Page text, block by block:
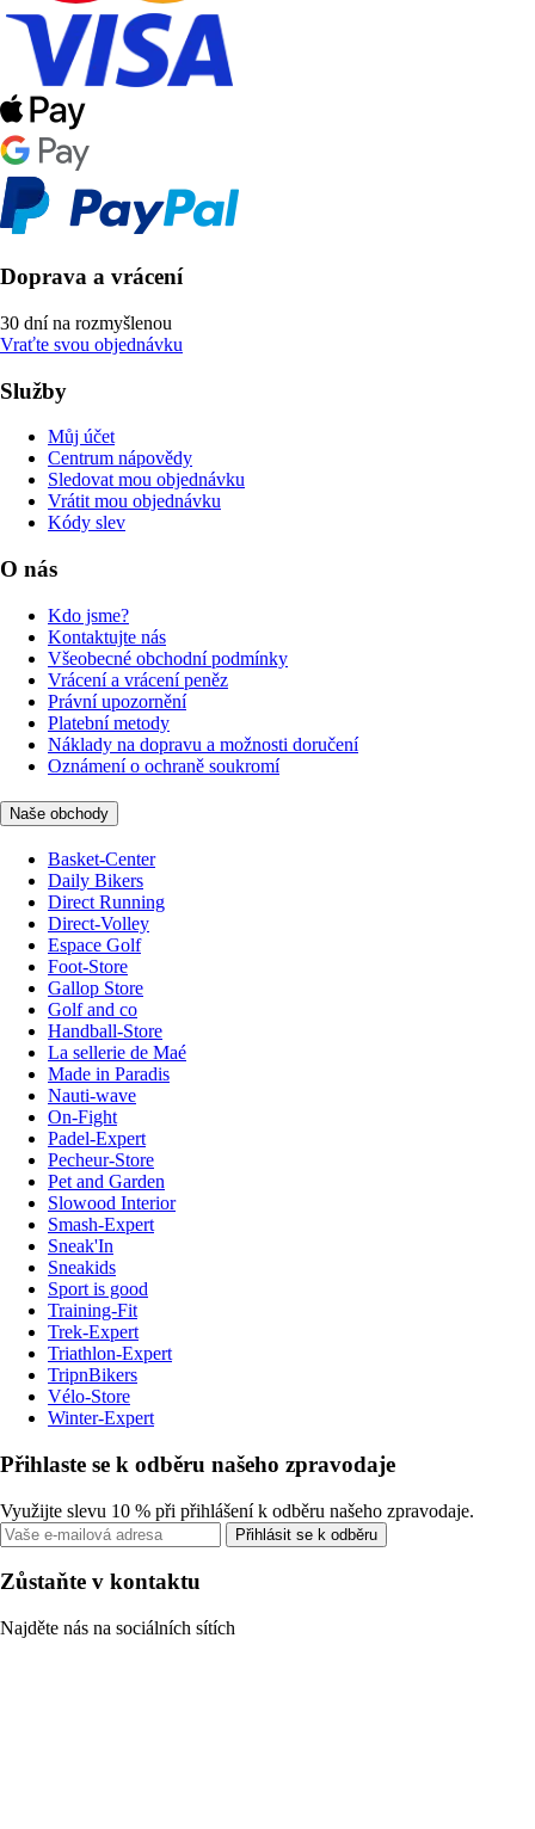
Doprava a vrácení
30 dní na rozmyšlenou
Vraťte svou objednávku
Služby
Můj účet
Centrum nápovědy
Sledovat mou objednávku
Vrátit mou objednávku
Kódy slev
O nás
Kdo jsme?
Kontaktujte nás
Všeobecné obchodní podmínky
Vrácení a vrácení peněz
Právní upozornění
Platební metody
Náklady na dopravu a možnosti doručení
Oznámení o ochraně soukromí
Naše obchody
Basket-Center
Daily Bikers
Direct Running
Direct-Volley
Espace Golf
Foot-Store
Gallop Store
Golf and co
Handball-Store
La sellerie de Maé
Made in Paradis
Nauti-wave
On-Fight
Padel-Expert
Pecheur-Store
Pet and Garden
Slowood Interior
Smash-Expert
Sneak'In
Sneakids
Sport is good
Training-Fit
Trek-Expert
Triathlon-Expert
TripnBikers
Vélo-Store
Winter-Expert
Přihlaste se k odběru našeho zpravodaje
Využijte slevu 10 % při přihlášení k odběru našeho zpravodaje.
Přihlásit se k odběru
Zůstaňte v kontaktu
Najděte nás na sociálních sítích